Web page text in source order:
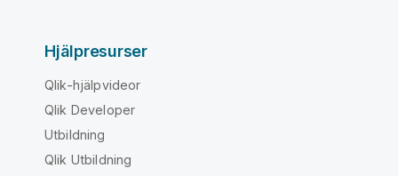
Hjälpresurser
Qlik-hjälpvideor
Qlik Developer
Utbildning
Qlik Utbildning